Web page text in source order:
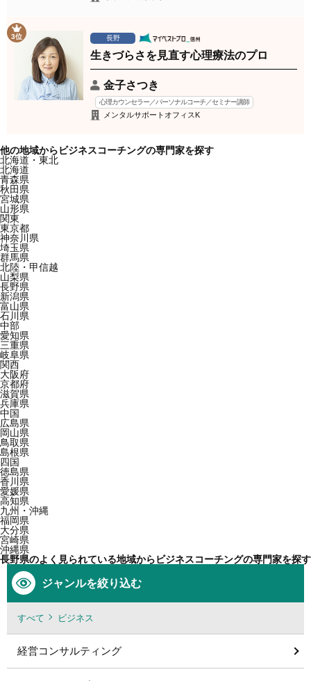
3位 長野
生きづらさを見直す心理療法のプロ
金子さつき
心理カウンセラー／パーソナルコーチ／セミナー講師
メンタルサポートオフィスK
他の地域からビジネスコーチングの専門家を探す
北海道・東北
北海道
青森県
秋田県
宮城県
山形県
関東
東京都
神奈川県
埼玉県
群馬県
北陸・甲信越
山梨県
長野県
新潟県
富山県
石川県
中部
愛知県
三重県
岐阜県
関西
大阪府
京都府
滋賀県
兵庫県
中国
広島県
岡山県
鳥取県
島根県
四国
徳島県
香川県
愛媛県
高知県
九州・沖縄
福岡県
大分県
宮崎県
沖縄県
長野県のよく見られている地域からビジネスコーチングの専門家を探す
ジャンルを絞り込む
すべて ビジネス
経営コンサルティング